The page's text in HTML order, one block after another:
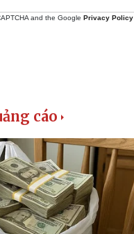
Tiêu dùng
Tỷ giá
Chứng khoán
Giá cà phê
and the Google Privacy Policy